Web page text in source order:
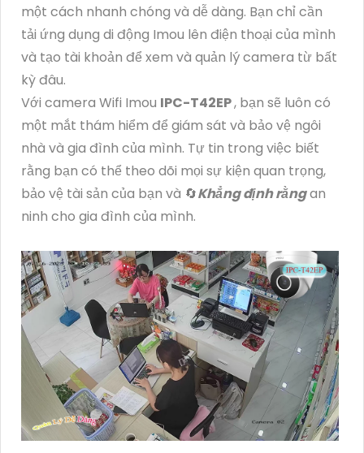
một cách nhanh chóng và dễ dàng. Bạn chỉ cần
tải ứng dụng di động Imou lên điện thoại của mình
và tạo tài khoản để xem và quản lý camera từ bất
kỳ đâu.
Với camera Wifi Imou IPC-T42EP, bạn sẽ luôn có
một mắt thám hiểm để giám sát và bảo vệ ngôi
nhà và gia đình của mình. Tự tin trong việc biết
rằng bạn có thể theo dõi mọi sự kiện quan trọng,
bảo vệ tài sản của bạn và 🔄Khẳng định rằngan
ninh cho gia đình của mình.